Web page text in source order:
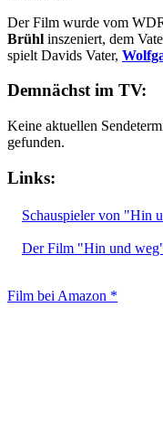
Der Film wurde vom
Brühl inszeniert, dem
spielt Davids Vater,
Demnächst im TV:
Keine aktuellen
gefunden.
Links:
Schauspieler von "Hin
Der Film "Hin und
Film bei Amazon *